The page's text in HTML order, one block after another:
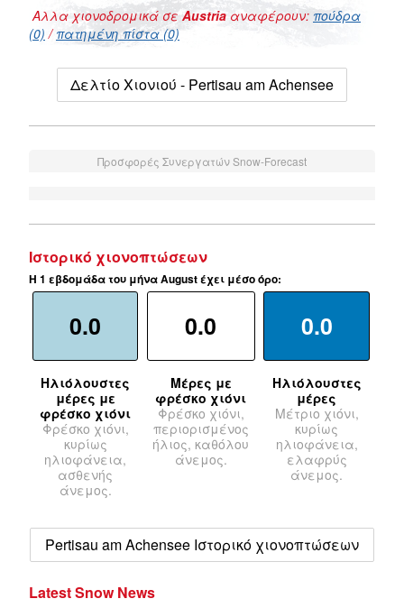
Αλλα χιονοδρομικά σεAustria αναφέρουν: πούδρα
(0) /πατημένη πίστα (0)
Δελτίο Χιονιού - Pertisau am Achensee
Προσφορές Συνεργατών Snow-Forecast
Ιστορικό χιονοπτώσεων
Η 1 εβδομάδα του μήνα August έχει μέσο όρο:
0.0
Ηλιόλουστες
μέρες με
φρέσκο χιόνι
Φρέσκο χιόνι,
κυρίως
ηλιοφάνεια,
ασθενής
άνεμος.
0.0
Μέρες με
φρέσκο χιόνι
Φρέσκο χιόνι,
περιορισμένος
ήλιος, καθόλου
άνεμος.
0.0
Ηλιόλουστες
μέρες
Μέτριο χιόνι,
κυρίως
ηλιοφάνεια,
ελαφρύς
άνεμος.
Pertisau am Achensee Ιστορικό χιονοπτώσεων